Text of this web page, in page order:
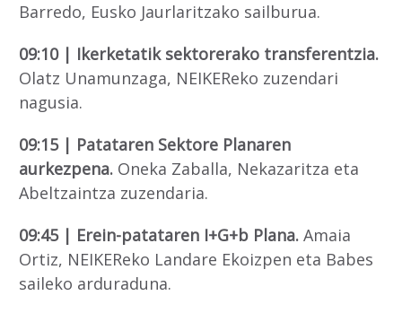
Barredo, Eusko Jaurlaritzako sailburua.
09:10 | Ikerketatik sektorerako transferentzia.
Olatz Unamunzaga, NEIKEReko zuzendari
nagusia.
09:15 | Patataren Sektore Planaren
aurkezpena. Oneka Zaballa, Nekazaritza eta
Abeltzaintza zuzendaria.
09:45 | Erein-patataren I+G+b Plana. Amaia
Ortiz, NEIKEReko Landare Ekoizpen eta Babes
saileko arduraduna.